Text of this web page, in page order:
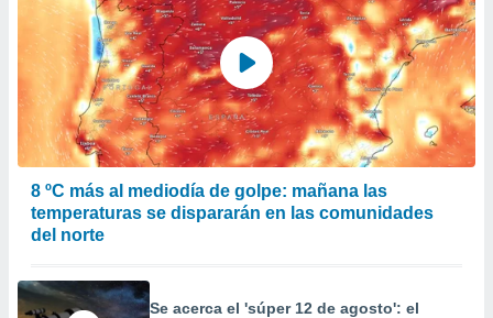
8 ºC más al mediodía de golpe: mañana las
temperaturas se dispararán en las comunidades
del norte
Se acerca el 'súper 12 de agosto': el